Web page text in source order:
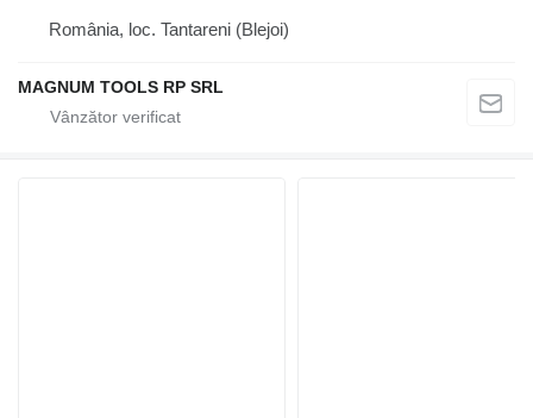
România, loc. Tantareni (Blejoi)
MAGNUM TOOLS RP SRL